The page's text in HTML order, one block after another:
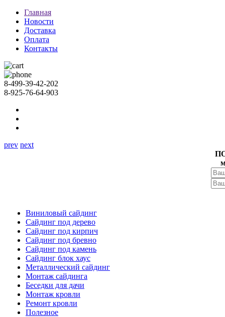
Главная
Новости
Доставка
Оплата
Контакты
8-499-39-42-202
8-925-76-64-903
prev next
Виниловый сайдинг
Сайдинг под дерево
Сайдинг под кирпич
Сайдинг под бревно
Сайдинг под камень
Cайдинг блок хаус
Металлический сайдинг
Монтаж сайдинга
Беседки для дачи
Монтаж кровли
Ремонт кровли
Полезное